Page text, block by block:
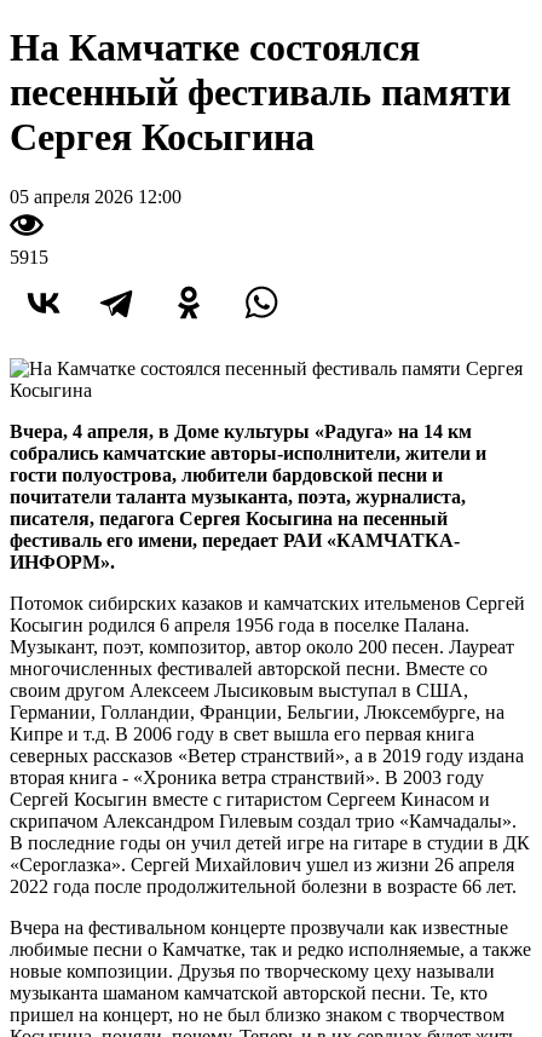
На Камчатке состоялся
песенный фестиваль памяти
Сергея Косыгина
05 апреля 2026 12:00
5915
Вчера, 4 апреля, в Доме культуры «Радуга» на 14 км
собрались камчатские авторы-исполнители, жители и
гости полуострова, любители бардовской песни и
почитатели таланта музыканта, поэта, журналиста,
писателя, педагога Сергея Косыгина на песенный
фестиваль его имени, передает РАИ «КАМЧАТКА-
ИНФОРМ».
Потомок сибирских казаков и камчатских ительменов Сергей
Косыгин родился 6 апреля 1956 года в поселке Палана.
Музыкант, поэт, композитор, автор около 200 песен. Лауреат
многочисленных фестивалей авторской песни. Вместе со
своим другом Алексеем Лысиковым выступал в США,
Германии, Голландии, Франции, Бельгии, Люксембурге, на
Кипре и т.д. В 2006 году в свет вышла его первая книга
северных рассказов «Ветер странствий», а в 2019 году издана
вторая книга - «Хроника ветра странствий». В 2003 году
Сергей Косыгин вместе с гитаристом Сергеем Кинасом и
скрипачом Александром Гилевым создал трио «Камчадалы».
В последние годы он учил детей игре на гитаре в студии в ДК
«Сероглазка». Сергей Михайлович ушел из жизни 26 апреля
2022 года после продолжительной болезни в возрасте 66 лет.
Вчера на фестивальном концерте прозвучали как известные
любимые песни о Камчатке, так и редко исполняемые, а также
новые композиции. Друзья по творческому цеху называли
музыканта шаманом камчатской авторской песни. Те, кто
пришел на концерт, но не был близко знаком с творчеством